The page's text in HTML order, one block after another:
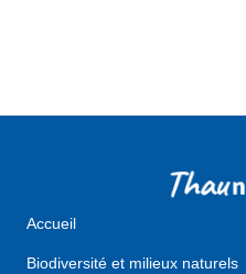
Accueil
Biodiversité et milieux naturels